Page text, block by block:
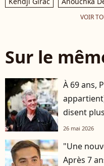
VOIR
Sur le
À 69 ans,
disent
26 mai 2026
"Une
Après 7